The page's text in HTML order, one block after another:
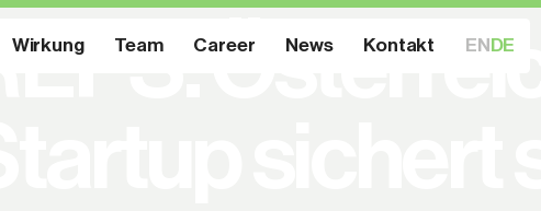
Wirkung Team Career News Kontakt EN DE